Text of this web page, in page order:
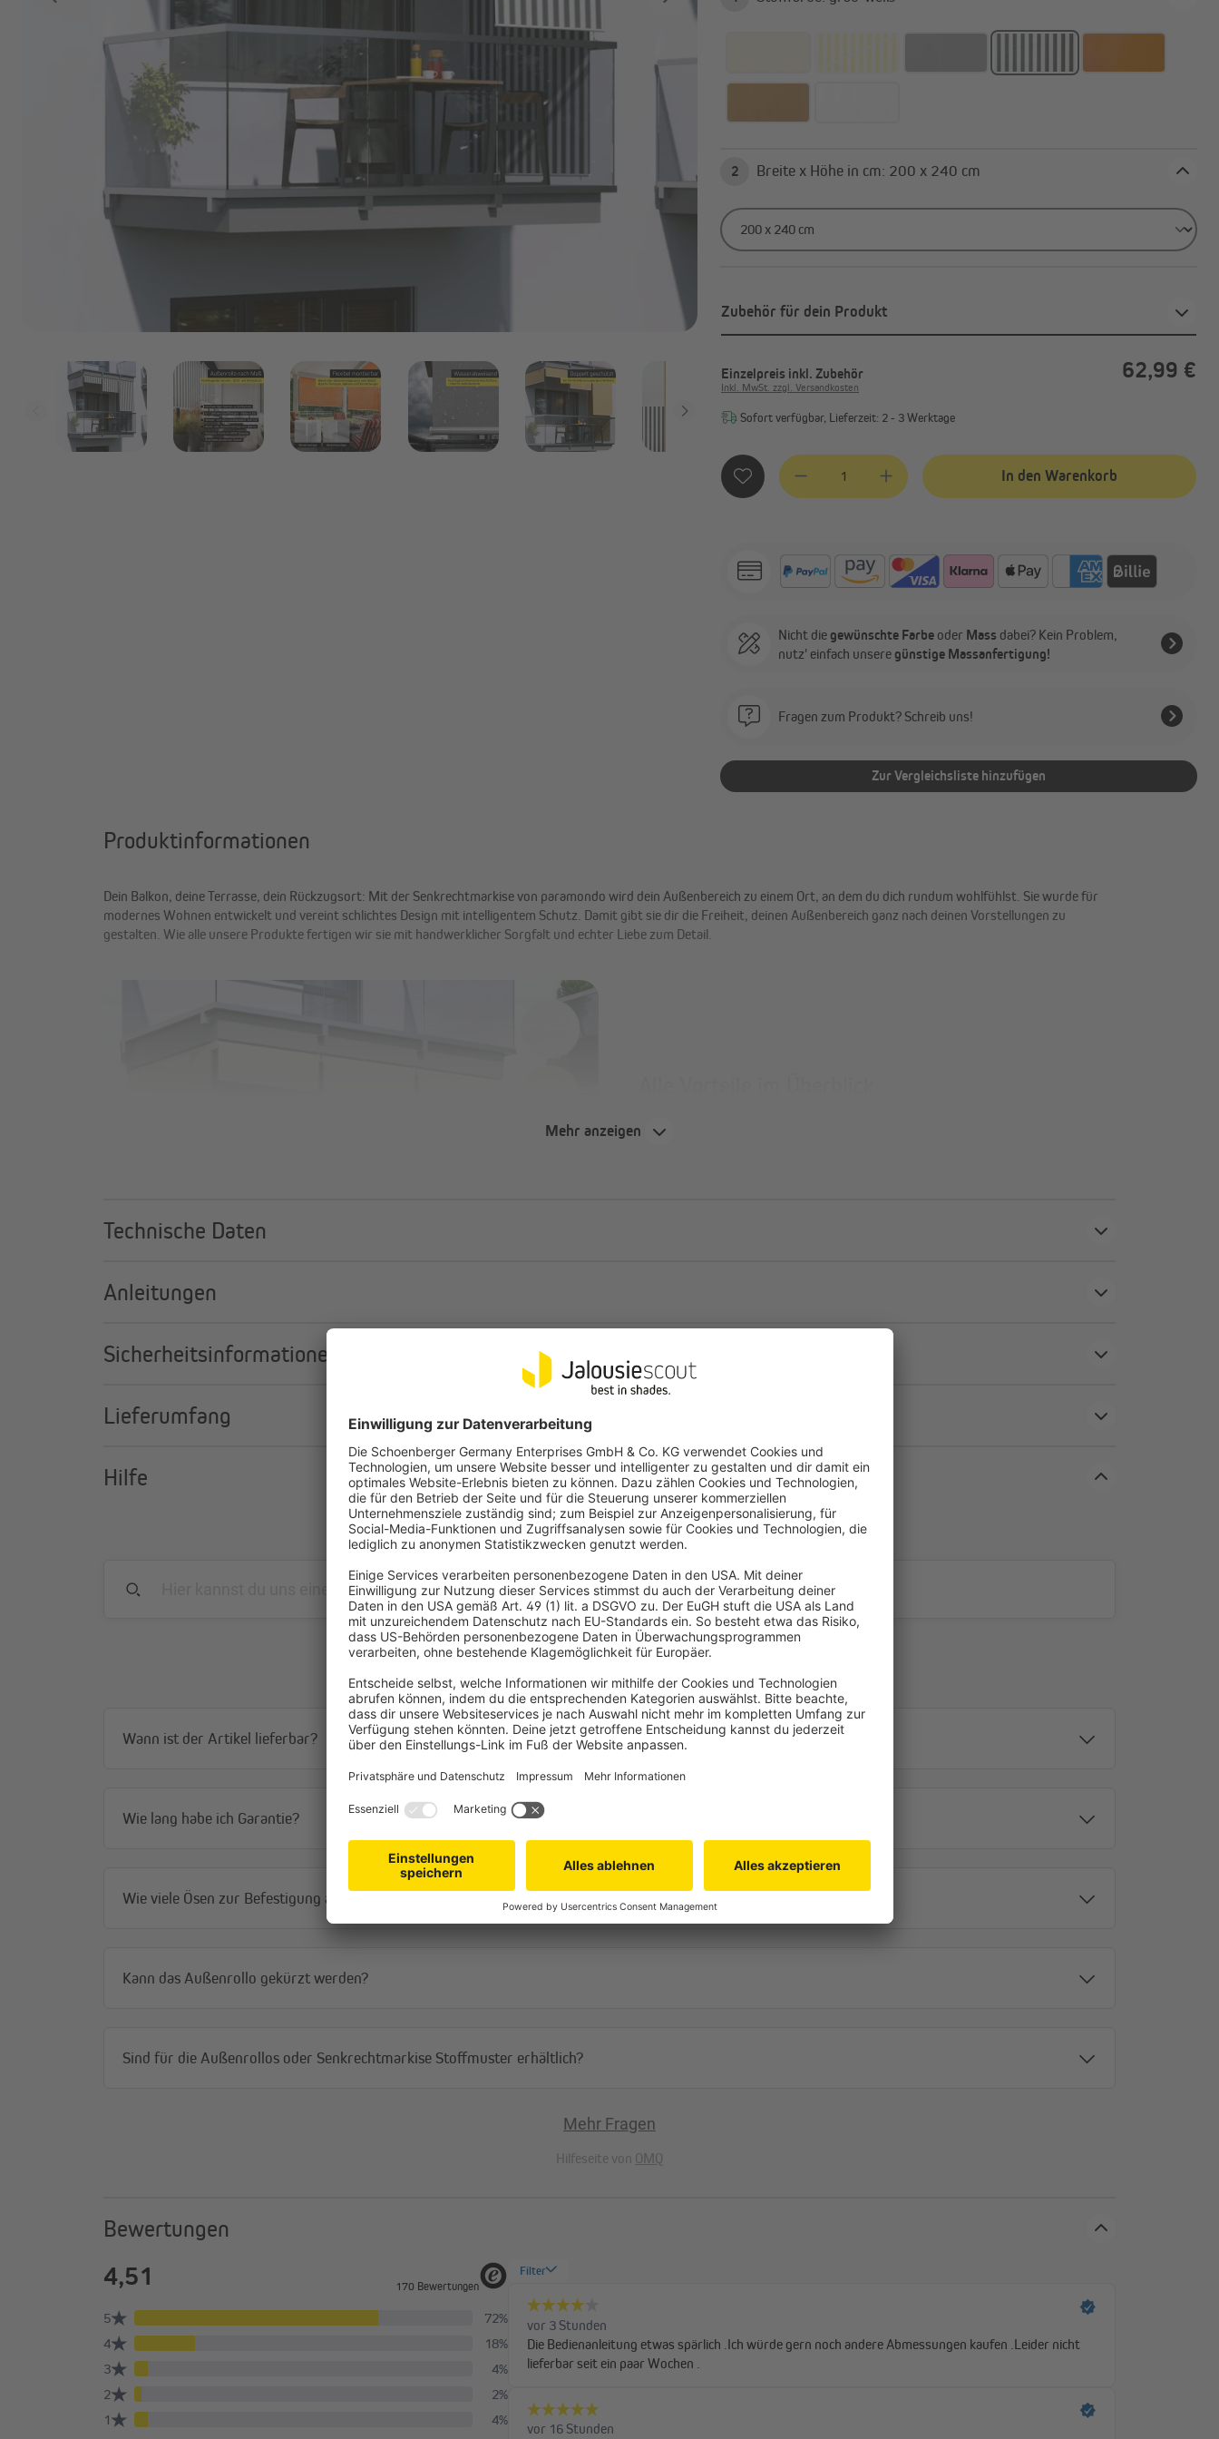
Marken
Angebote
Outlet
Alle anzeigen
Pavillons & Zelte
Faltpavillons und Steckpavillons
Heizstrahler
Sichtschutz
Balkonbespannungen
Sichtschutzmatten
Alle anzeigen
Außenrollos | Senkrechtmarkisen
2 Breite x Höhe in cm: 200 x 240 cm
Zubehör für dein Produkt
Einzelpreis inkl. Zubehör 62,99 €
Inkl. MwSt. zzgl. Versandkosten
Sofort verfügbar, Lieferzeit: 2 - 3 Werktage
Produkt Anzahl: Gib den gewünschten Wert ein oder benutze die
In den Warenkorb
Nicht die gewünschte Farbe oder Mass dabei? Kein Problem,
nutz' einfach unsere günstige Massanfertigung!
Fragen zum Produkt? Schreib uns!
Zur Vergleichsliste hinzufügen
Produktinformationen
Dein Balkon, deine Terrasse, dein Rückzugsort: Mit der Senkrechtmarkise von paramondo wird dein Außenbereich zu einem Ort, an dem du dich rundum wohlfühlst. Sie wurde für
modernes Wohnen entwickelt und vereint schlichtes Design mit intelligentem Schutz. Damit gibt sie dir die Freiheit, deinen Außenbereich ganz nach deinen Vorstellungen zu
gestalten. Wie alle unsere Produkte fertigen wir sie mit handwerklicher Sorgfalt und echter Liebe zum Detail.
Flexible Montage – Decken- oder Wandmontage möglich
Rostfreies Aluminium-Gestell – stabil, langlebig und wartungsarm
Licht genießen, ohne geblendet zu werden
Die Senkrechtmarkise filtert das Sonnenlicht, anstatt es zu blockieren. Das bedeutet
angenehmes, blendfreies Licht zum Arbeiten, Essen oder Entspannen, ohne dass du das
tagsüber zuverlässige Privatsphäre: Von außen ist es blickdicht, von innen hast du
Durchsicht nach draußen. Du bleibst im Blick, ohne dich abgeschottet zu fühlen.
Stabil auch bei Wind
Die offene Gewebestruktur lässt Wind besser durchströmen, wodurch sich die
Windangriffsfläche reduziert und die Markise deutlich stabiler bei stärkerem Gegenwind
wird. Das robuste Premium-HDPE-Gewebe (180 g/m²) tut sein Übriges: Es ist reißfest,
formstabil und speziell für den dauerhaften Außeneinsatz entwickelt. Es trocknet
schnell und ist vollständig wetterfest, sodass du nach einem Regenschauer nicht lange
Mehr anzeigen
Technische Daten
Anleitungen
Sicherheitsinformationen
Lieferumfang
Hilfe
Häufige Fragen
Wann ist der Artikel lieferbar?
Wie lang habe ich Garantie?
Wie viele Ösen zur Befestigung am Balkongeländer besitzt das Außenrollo?
Kann das Außenrollo gekürzt werden?
Sind für die Außenrollos oder Senkrechtmarkise Stoffmuster erhältlich?
Mehr Fragen
Hilfeseite von OMQ
Bewertungen